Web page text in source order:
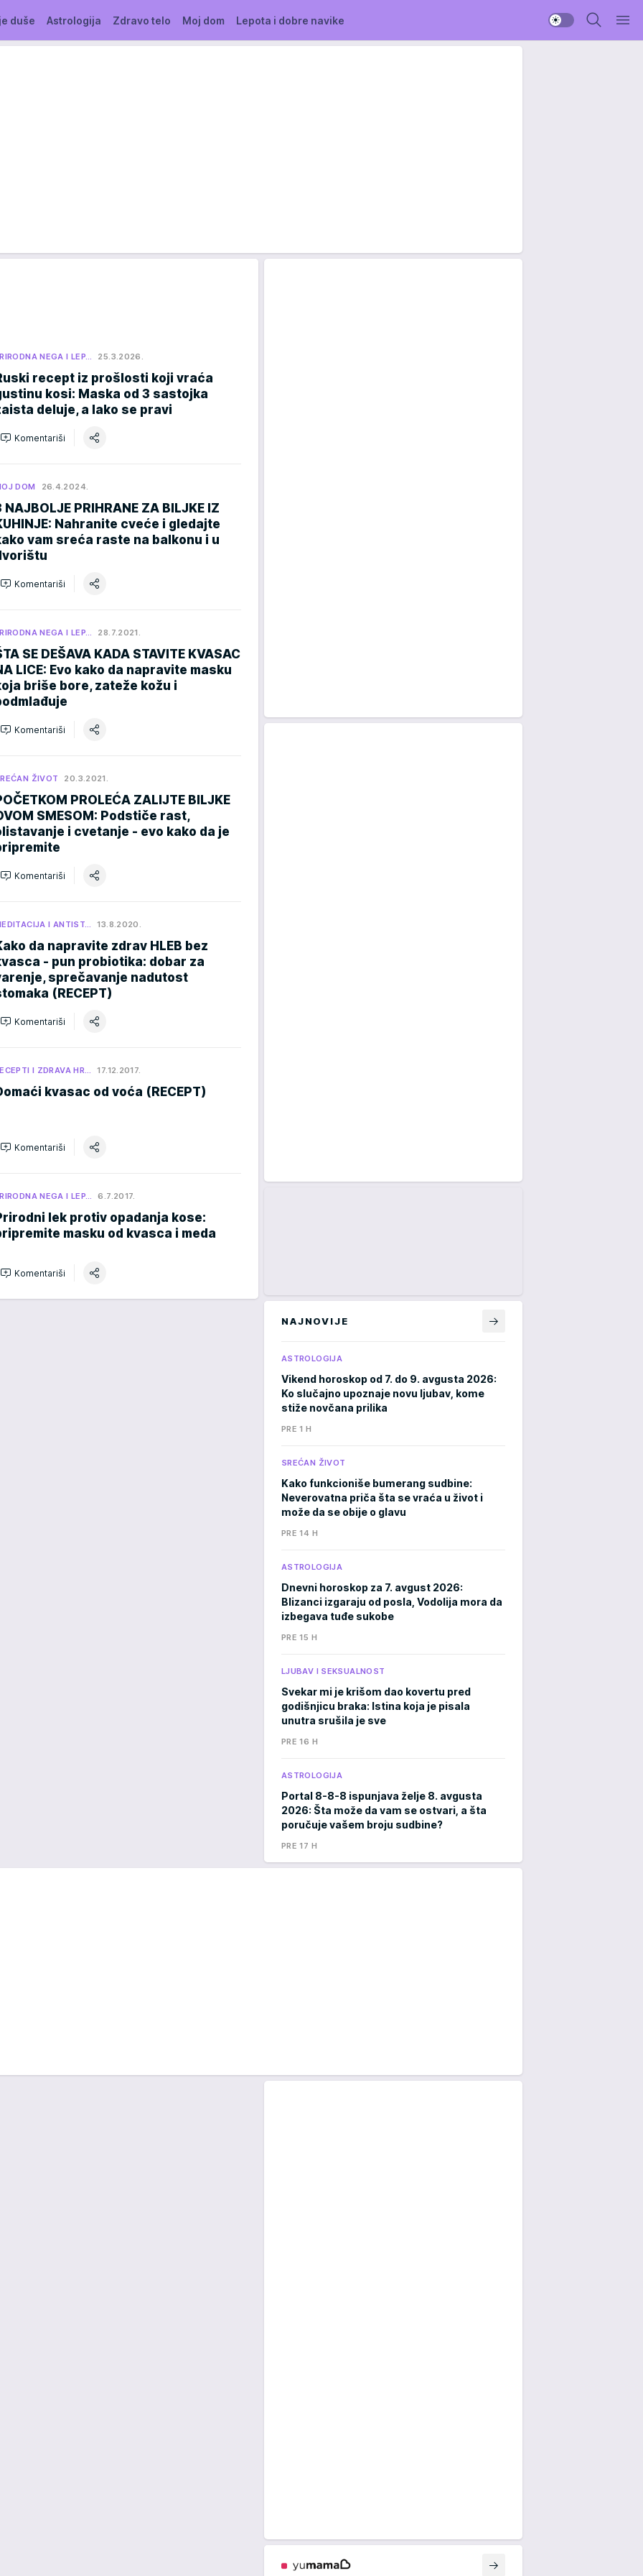
duše Astrologija Zdravo telo Moj dom Lepota i dobre navike
NEGA I LEP… 25.3.2026.
recept iz prošlosti koji vraća
kosi: Maska od 3 sastojka
deluje, a lako se pravi
Komentariši
DOM 26.4.2024.
NAJBOLJE PRIHRANE ZA BILJKE IZ
Nahranite cveće i gledajte
vam sreća raste na balkonu i u
Komentariši
NEGA I LEP… 28.7.2021.
SE DEŠAVA KADA STAVITE KVASAC
LICE: Evo kako da napravite masku
briše bore, zateže kožu i
Komentariši
ŽIVOT 20.3.2021.
PROLEĆA ZALIJTE BILJKE
SMESOM: Podstiče rast,
i cvetanje - evo kako da je
Komentariši
I ANTIST… 13.8.2020.
da napravite zdrav HLEB bez
- pun probiotika: dobar za
sprečavanje nadutost
(RECEPT)
Komentariši
I ZDRAVA HR… 17.12.2017.
kvasac od voća (RECEPT)
Komentariši
NEGA I LEP… 6.7.2017.
lek protiv opadanja kose:
masku od kvasca i meda
Komentariši
NAJNOVIJE
ASTROLOGIJA
Vikend horoskop od 7. do 9. avgusta 2026:
Ko slučajno upoznaje novu ljubav, kome
stiže novčana prilika
PRE 1 H
SREĆAN ŽIVOT
Kako funkcioniše bumerang sudbine:
Neverovatna priča šta se vraća u život i
može da se obije o glavu
PRE 14 H
ASTROLOGIJA
Dnevni horoskop za 7. avgust 2026:
Blizanci izgaraju od posla, Vodolija mora da
izbegava tuđe sukobe
PRE 15 H
LJUBAV I SEKSUALNOST
Svekar mi je krišom dao kovertu pred
godišnjicu braka: Istina koja je pisala
unutra srušila je sve
PRE 16 H
ASTROLOGIJA
Portal 8-8-8 ispunjava želje 8. avgusta
2026: Šta može da vam se ostvari, a šta
poručuje vašem broju sudbine?
PRE 17 H